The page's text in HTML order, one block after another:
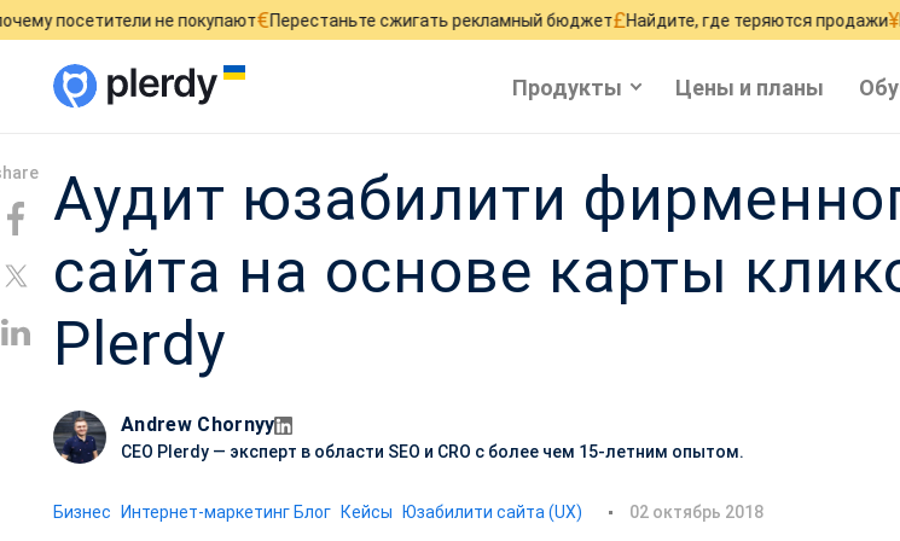
не покупают€Перестаньте сжигать рекламный бюджет£Найдите, где теряются продажи¥
Продукты Цены и планы
Аудит юзабилити
сайта на основе карты
Plerdy
Andrew Chornyy
CEO Plerdy — эксперт в области SEO и CRO с более чем 15-летним опытом.
Бизнес Интернет-маркетинг Блог Кейсы Юзабилити сайта (UX)
Д
02 октябрь 2018